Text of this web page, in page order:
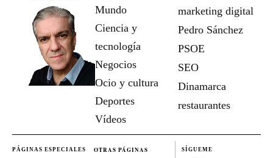
Mundo
Ciencia y
tecnología
Negocios
Ocio y cultura
Deportes
Vídeos
marketing digital
Pedro Sánchez
PSOE
SEO
Dinamarca
restaurantes
PÁGINAS ESPECIALES OTRAS PÁGINAS SÍGUEME